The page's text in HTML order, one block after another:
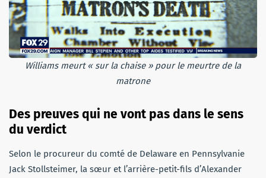
Williams meurt « sur la chaise » pour le meurtre de la
matrone
Des preuves qui ne vont pas dans le sens
du verdict
Selon le procureur du comté de Delaware en Pennsylvanie
Jack Stollsteimer, la sœur et l’arrière-petit-fils d’Alexander